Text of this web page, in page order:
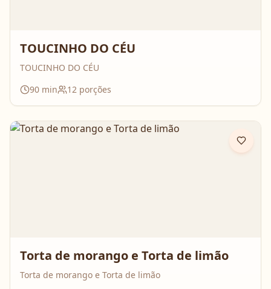
TOUCINHO DO CÉU
TOUCINHO DO CÉU
90 min 12 porções
Torta de morango e Torta de limão
Torta de morango e Torta de limão